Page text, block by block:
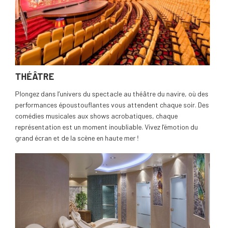
THÉÂTRE
Plongez dans l’univers du spectacle au théâtre du navire, où des
performances époustouflantes vous attendent chaque soir. Des
comédies musicales aux shows acrobatiques, chaque
représentation est un moment inoubliable. Vivez l’émotion du
grand écran et de la scène en haute mer !